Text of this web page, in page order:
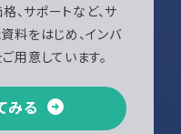
サポートなど、サ
料をはじめ、インバ
用意しています。
みる